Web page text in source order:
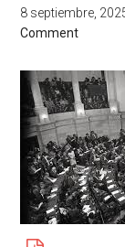
8 septiembre,
Comment